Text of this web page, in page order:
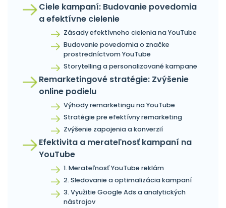
Ciele kampaní: Budovanie povedomia
a efektívne cielenie
Zásady efektívneho cielenia na YouTube
Budovanie povedomia o značke
prostredníctvom YouTube
Storytelling a personalizované kampane
Remarketingové stratégie: Zvýšenie
online podielu
Výhody remarketingu na YouTube
Stratégie pre efektívny remarketing
Zvýšenie zapojenia a konverzií
Efektivita a merateľnosť kampaní na
YouTube
1. Merateľnosť YouTube reklám
2. Sledovanie a optimalizácia kampaní
3. Využitie Google Ads a analytických
nástrojov